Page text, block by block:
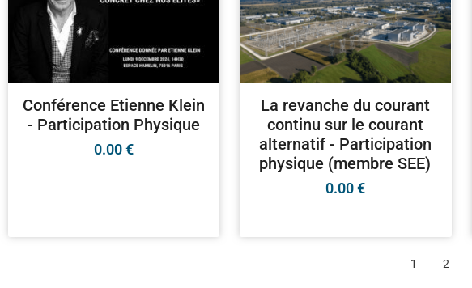
Conférence Etienne Klein
- Participation Physique
0.00€
La revanche du courant
continu sur le courant
alternatif - Participation
physique (membre SEE)
0.00€
1 2